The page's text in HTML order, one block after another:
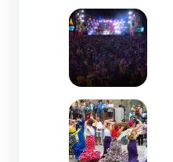
Zoom de l'image
Zoom de l'image